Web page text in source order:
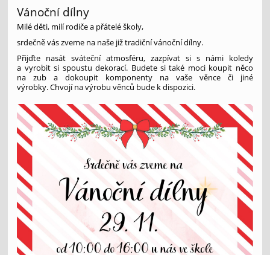
Vánoční dílny
Milé děti, milí rodiče a přátelé školy,
srdečně vás zveme na naše již tradiční vánoční dílny.
Přijďte nasát sváteční atmosféru, zazpívat si s námi koledy
a vyrobit si spoustu dekorací. Budete si také moci koupit něco
na zub a dokoupit komponenty na vaše věnce či jiné
výrobky. Chvojí na výrobu věnců bude k dispozici.